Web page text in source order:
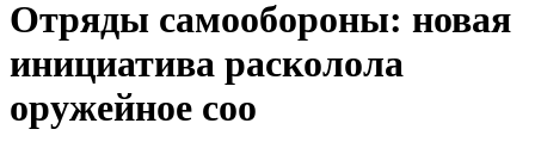
Отряды самообороны: новая
инициатива расколола
оружейное соо